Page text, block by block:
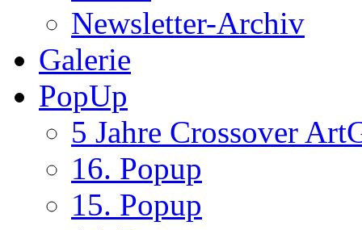
Newsletter-Archiv
Galerie
PopUp
5 Jahre Crossover
16. Popup
15. Popup